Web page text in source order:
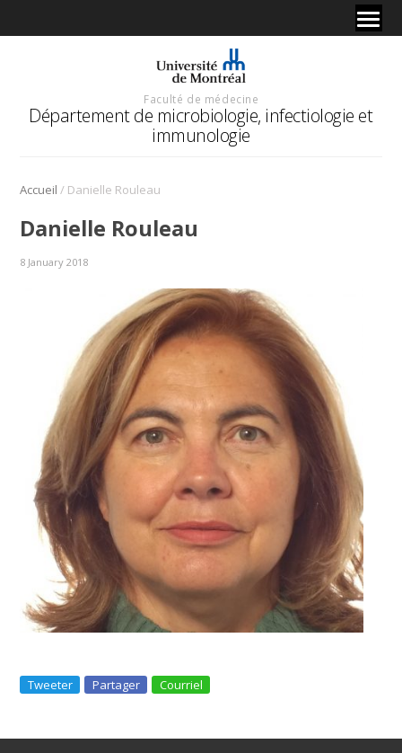
Faculté de médecine
Département de microbiologie, infectiologie et
immunologie
Accueil / Danielle Rouleau
Danielle Rouleau
8 January 2018
Tweeter Partager Courriel